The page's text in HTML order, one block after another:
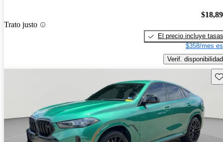
Trato justo
El precio incluye tasas
$358/mes
Verif. disponibilidad